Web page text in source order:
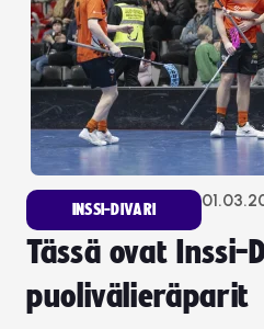
INSSI-DIVARI
Tässä ovat Inssi-
puolivälieräparit